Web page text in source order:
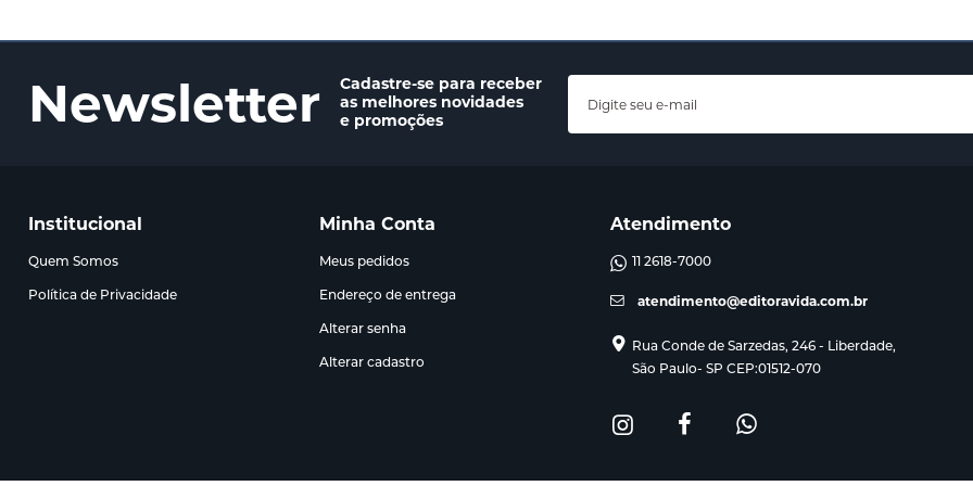
Newsletter
Cadastre-se para receber
as melhores novidades
e promoções
Institucional
Quem Somos
Política de Privacidade
Minha Conta
Meus pedidos
Endereço de entrega
Alterar senha
Alterar cadastro
Atendimento
11 2618-7000
atendimento@editoravida.com.br
Rua Conde de Sarzedas, 246 - Liberdade,
São Paulo- SP CEP:01512-070